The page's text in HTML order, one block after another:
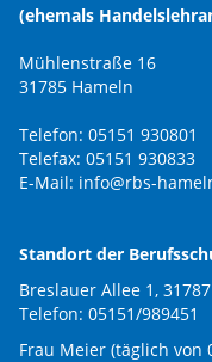
(ehemals
Mühlenstraße 16
31785 Hameln
Telefon: 05151 930801
Telefax: 05151 930833
E-Mail: info@rbs-
Standort der
Breslauer Allee 1,
Telefon: 05151/989451
Frau Meier (täglich von